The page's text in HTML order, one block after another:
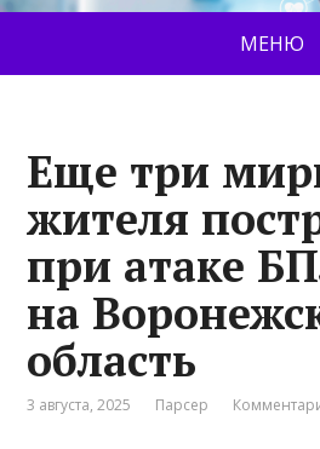
МЕНЮ
Еще три
жителя
при атаке
на
область
3 августа, 2025 Парсер